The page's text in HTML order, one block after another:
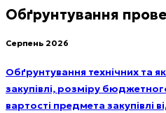
Обґрунтування
Серпень 2026
Обґрунтування технічних та
закупівлі, розміру
вартості предмета закупівлі